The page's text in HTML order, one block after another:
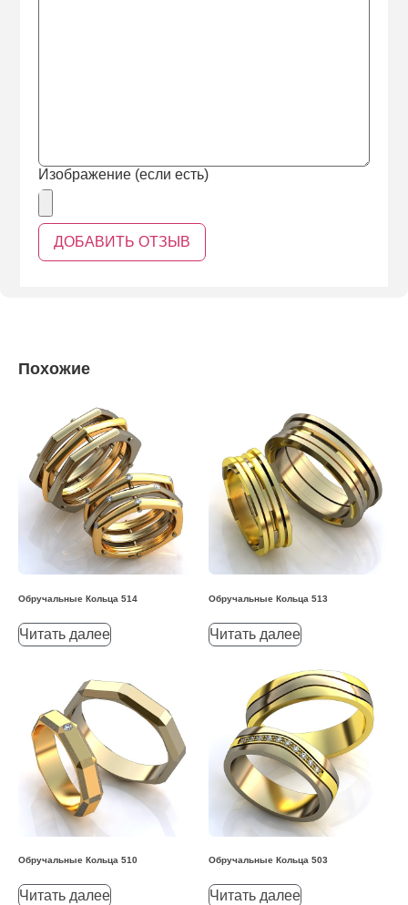
Изображение (если есть)
Похожие
Обручальные Кольца 514
Читать далее
Обручальные Кольца 513
Читать далее
Обручальные Кольца 510
Читать далее
Обручальные Кольца 503
Читать далее